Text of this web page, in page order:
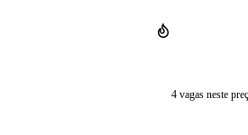
4 vagas neste